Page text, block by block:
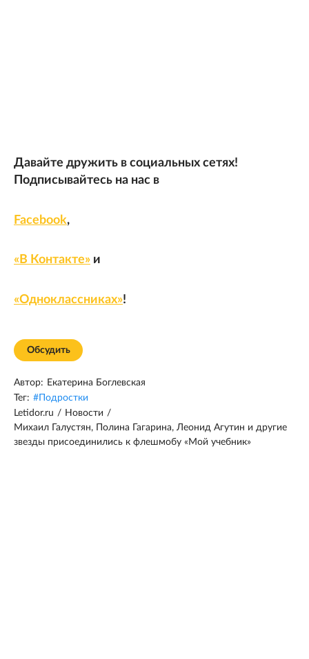
Давайте дружить в социальных сетях!
Подписывайтесь на нас в
Facebook,
«В Контакте» и
«Одноклассниках»!
Обсудить
Автор: Екатерина Боглевская
Тег: #Подростки
Letidor.ru / Новости /
Михаил Галустян, Полина Гагарина, Леонид Агутин и другие
звезды присоединились к флешмобу «Мой учебник»